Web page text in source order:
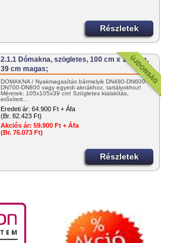
Részletek
2.1.1 Dómakna, szögletes, 100 cm x 100 cm,
39 cm magas;
DÓMAKNA / Nyakmagasítás bármelyik DN480-DN600-
DN700-DN800 vagy egyedi aknákhoz, tartályokhoz!
Méretek: 105x105x39 cm! Szögletes kialakítás,
erősített…
Eredeti ár: 64.900 Ft + Áfa
(Br. 82.423 Ft)
Akciós ár: 59.900 Ft + Áfa
(Br. 76.073 Ft)
Részletek